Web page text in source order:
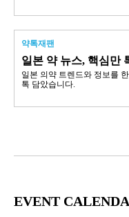
약톡재팬
일본 약 뉴스, 핵심만
일본 의약 트렌드와 정보를
톡 담았습니다.
EVENT